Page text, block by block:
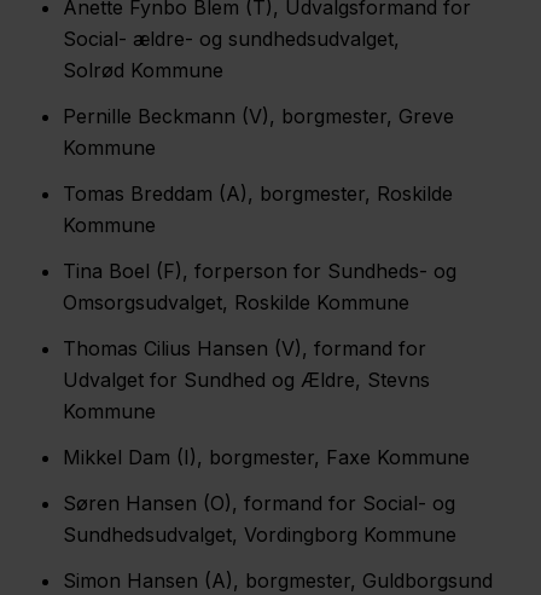
Anette Fynbo Blem (T), Udvalgsformand for
Social- ældre- og sundhedsudvalget,
Solrød Kommune
Pernille Beckmann (V), borgmester, Greve
Kommune
Tomas Breddam (A), borgmester, Roskilde
Kommune
Tina Boel (F), forperson for Sundheds- og
Omsorgsudvalget, Roskilde Kommune
Thomas Cilius Hansen (V), formand for
Udvalget for Sundhed og Ældre, Stevns
Kommune
Mikkel Dam (I), borgmester, Faxe Kommune
Søren Hansen (O), formand for Social- og
Sundhedsudvalget, Vordingborg Kommune
Simon Hansen (A), borgmester, Guldborgsund